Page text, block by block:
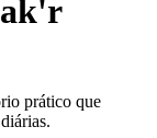
prático que